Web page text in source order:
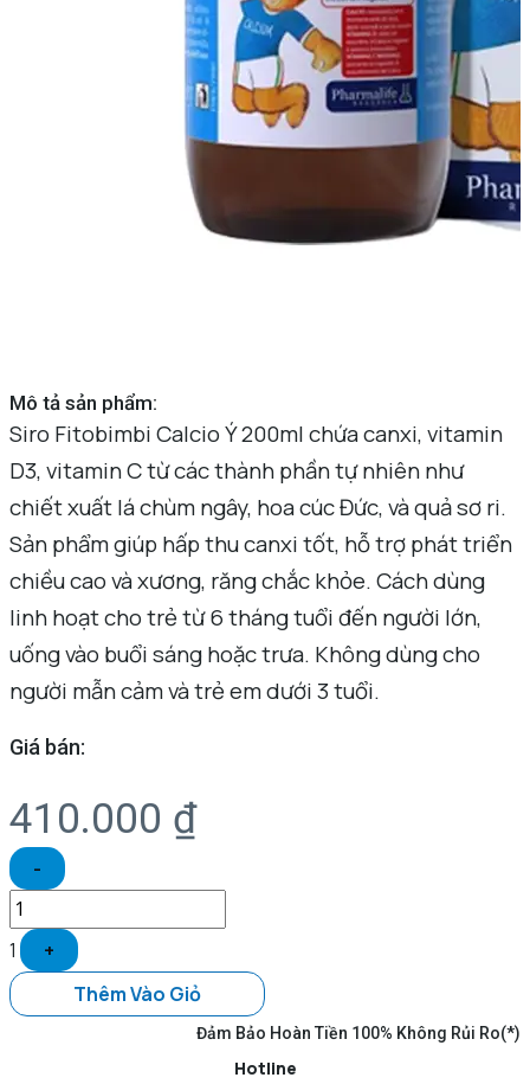
Mô tả sản phẩm:
Siro Fitobimbi Calcio Ý 200ml chứa canxi, vitamin
D3, vitamin C từ các thành phần tự nhiên như
chiết xuất lá chùm ngây, hoa cúc Đức, và quả sơ ri.
Sản phẩm giúp hấp thu canxi tốt, hỗ trợ phát triển
chiều cao và xương, răng chắc khỏe. Cách dùng
linh hoạt cho trẻ từ 6 tháng tuổi đến người lớn,
uống vào buổi sáng hoặc trưa. Không dùng cho
người mẫn cảm và trẻ em dưới 3 tuổi.
Giá bán:
410.000 ₫
-
1
+
Thêm Vào Giỏ
Đảm Bảo Hoàn Tiền 100% Không Rủi Ro(*)
Hotline